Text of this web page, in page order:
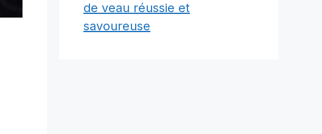
de veau réussie et
savoureuse